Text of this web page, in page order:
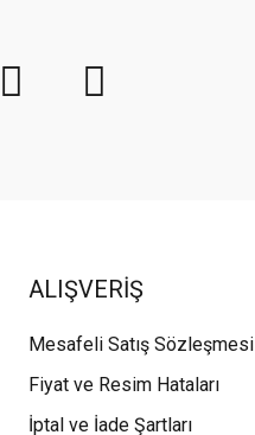
ALIŞVERİŞ
Mesafeli Satış Sözleşmesi
Fiyat ve Resim Hataları
İptal ve İade Şartları